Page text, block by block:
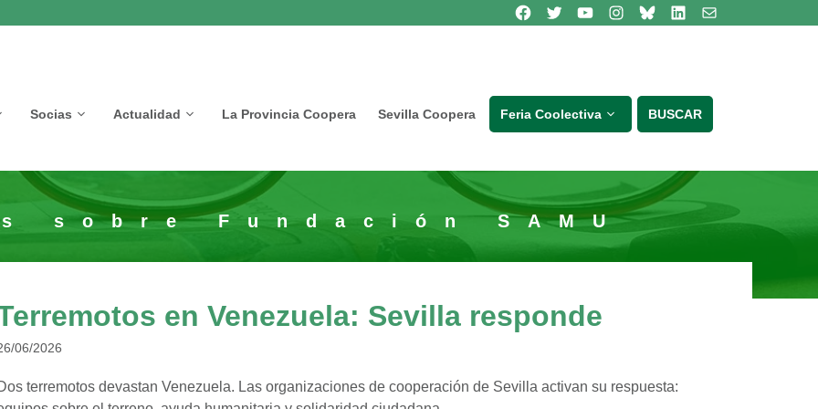
Síguenos en Facebook
Síguenos en TwitterSíguenos en Youtube
Síguenos en Instagram
Bluesky
Síguenos en Linkedincontacto
Socias Actualidad La Provincia Coopera Sevilla Coopera Feria Coolectiva BUSCAR
sobre Fundación SAMU
en Venezuela: Sevilla responde
06/2026
terremotos devastan Venezuela. Las organizaciones de cooperación de Sevilla activan su respuesta: